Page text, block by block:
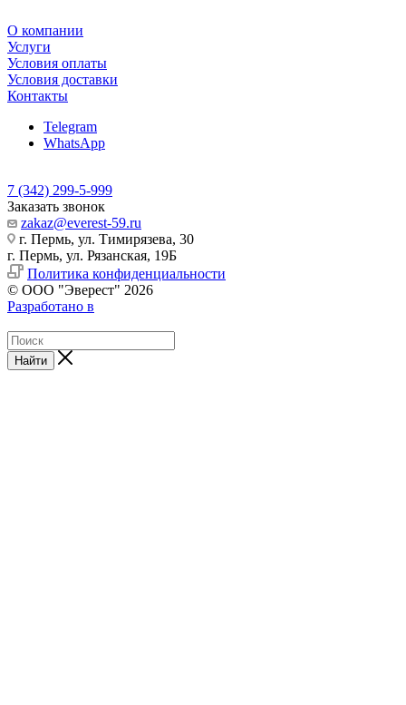
О компании
Услуги
Условия оплаты
Условия доставки
Контакты
Telegram
WhatsApp
7 (342) 299-5-999
Заказать звонок
zakaz@everest-59.ru
г. Пермь, ул. Тимирязева, 30
г. Пермь, ул. Рязанская, 19Б
Политика конфиденциальности
© ООО "Эверест" 2026
Разработано в
Найти